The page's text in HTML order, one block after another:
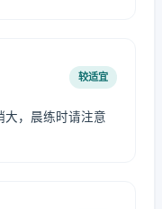
较适宜
大，晨练时请注意